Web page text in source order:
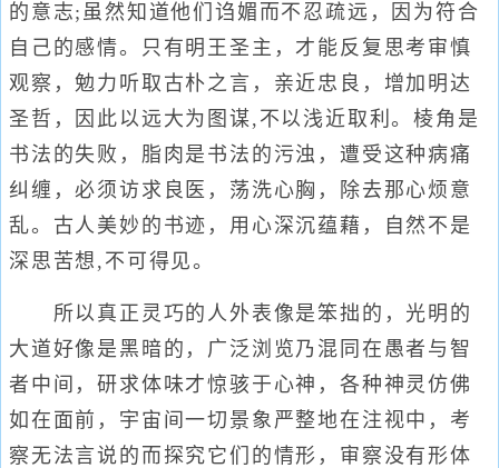
的意志;虽然知道他们诌媚而不忍疏远，因为符合
自己的感情。只有明王圣主，才能反复思考审慎
观察，勉力听取古朴之言，亲近忠良，增加明达
圣哲，因此以远大为图谋,不以浅近取利。棱角是
书法的失败，脂肉是书法的污浊，遭受这种病痛
纠缠，必须访求良医，荡洗心胸，除去那心烦意
乱。古人美妙的书迹，用心深沉蕴藉，自然不是
深思苦想,不可得见。
所以真正灵巧的人外表像是笨拙的，光明的
大道好像是黑暗的，广泛浏览乃混同在愚者与智
者中间，研求体味才惊骇于心神，各种神灵仿佛
如在面前，宇宙间一切景象严整地在注视中，考
察无法言说的而探究它们的情形，审察没有形体